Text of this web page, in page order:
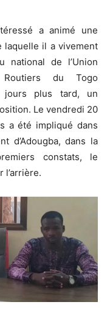
a animé une
laquelle il a vivement
national de l’Union
Routiers du Togo
jours plus tard, un
Le vendredi 20
a été impliqué dans
d’Adougba, dans la
constats, le
l’arrière.